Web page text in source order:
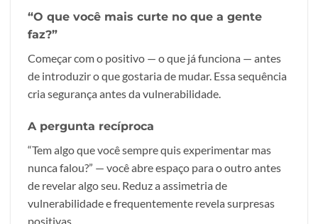
“O que você mais curte no que a gente
faz?”
Começar com o positivo — o que já funciona — antes
de introduzir o que gostaria de mudar. Essa sequência
cria segurança antes da vulnerabilidade.
A pergunta recíproca
“Tem algo que você sempre quis experimentar mas
nunca falou?” — você abre espaço para o outro antes
de revelar algo seu. Reduz a assimetria de
vulnerabilidade e frequentemente revela surpresas
positivas.